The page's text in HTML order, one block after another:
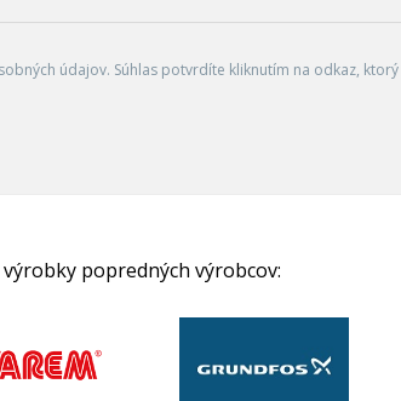
údajov. Súhlas potvrdíte kliknutím na odkaz,
popredných výrobcov: